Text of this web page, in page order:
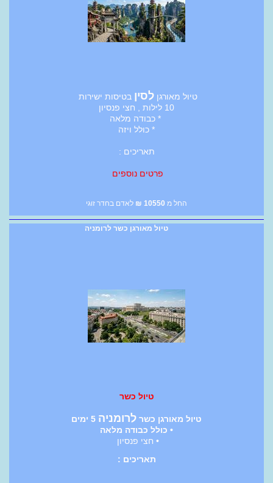
טיול מאורגןלסין בטיסות ישירות
10 לילות , חצי פנסיון
* כבודה מלאה
* כולל ויזה
תאריכים :
פרטים נוספים
החל מ 10550
₪ לאדם בחדר זוגי
טיול מאורגן כשר לרומניה
טיול כשר
טיול מאורגן כשר לרומניה 5 ימים
• כולל כבודה מלאה
• חצי פנסיון
תאריכים :